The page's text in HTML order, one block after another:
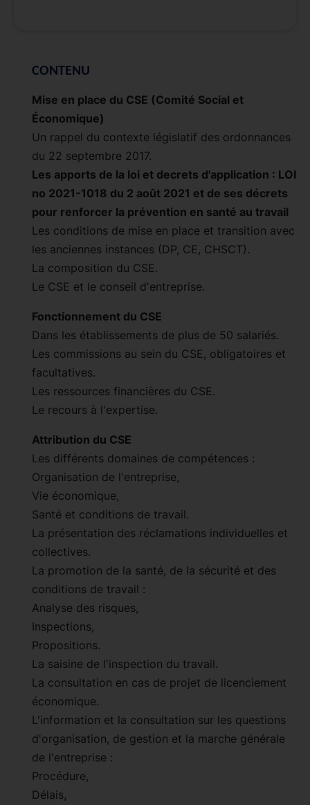
CONTENU
Mise en place du CSE (Comité Social et
Économique)
Un rappel du contexte législatif des ordonnances
du 22 septembre 2017.
Les apports de la loi et decrets d'application : LOI
no 2021-1018 du 2 août 2021 et de ses décrets
pour renforcer la prévention en santé au travail
Les conditions de mise en place et transition avec
les anciennes instances (DP, CE, CHSCT).
La composition du CSE.
Le CSE et le conseil d'entreprise.
Fonctionnement du CSE
Dans les établissements de plus de 50 salariés.
Les commissions au sein du CSE, obligatoires et
facultatives.
Les ressources financières du CSE.
Le recours à l'expertise.
Attribution du CSE
Les différents domaines de compétences :
Organisation de l'entreprise,
Vie économique,
Santé et conditions de travail.
La présentation des réclamations individuelles et
collectives.
La promotion de la santé, de la sécurité et des
conditions de travail :
Analyse des risques,
Inspections,
Propositions.
La saisine de l'inspection du travail.
La consultation en cas de projet de licenciement
économique.
L'information et la consultation sur les questions
d'organisation, de gestion et la marche générale
de l'entreprise :
Procédure,
Délais,